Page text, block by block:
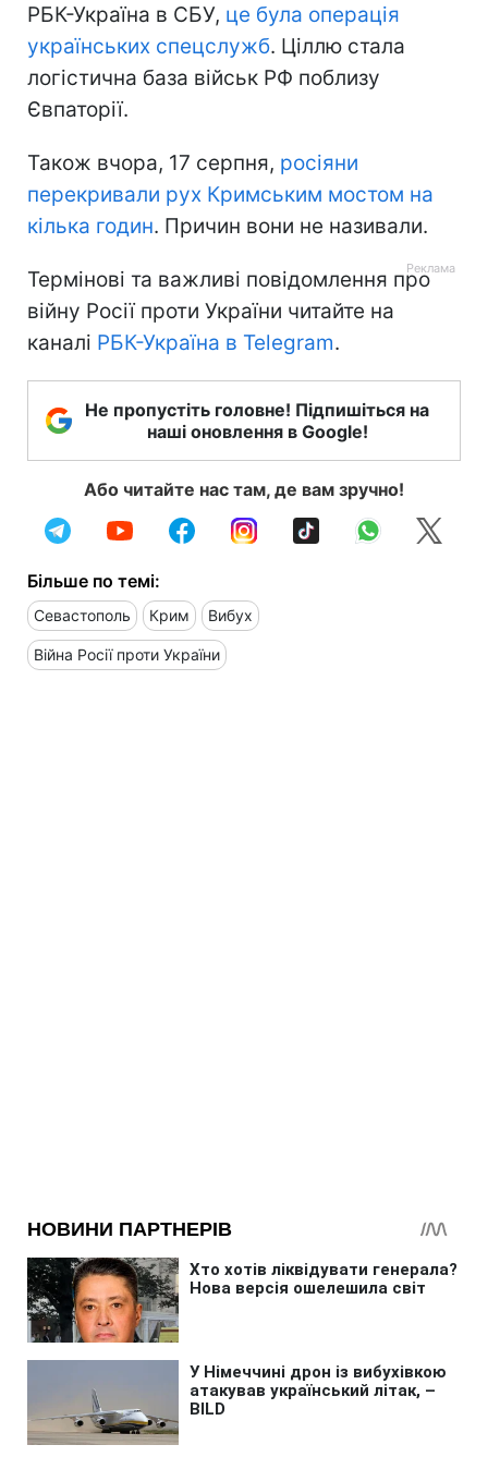
РБК-Україна в СБУ, це була операція
українських спецслужб. Ціллю стала
логістична база військ РФ поблизу
Євпаторії.
Також вчора, 17 серпня, росіяни
перекривали рух Кримським мостом на
кілька годин. Причин вони не називали.
Термінові та важливі повідомлення про
війну Росії проти України читайте на
каналі РБК-Україна в Telegram.
Не пропустіть головне! Підпишіться на
наші оновлення в Google!
Або читайте нас там, де вам зручно!
Більше по темі:
Севастополь Крим Вибух
Війна Росії проти України